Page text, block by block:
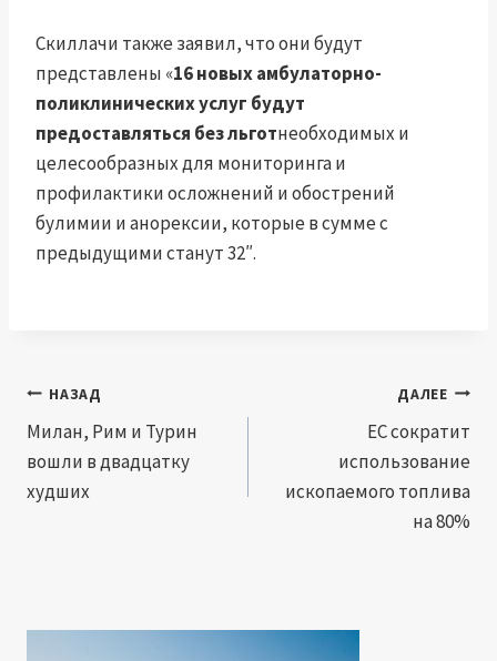
Скиллачи также заявил, что они будут
представлены «16 новых амбулаторно-
поликлинических услуг будут
предоставляться без льготнеобходимых и
целесообразных для мониторинга и
профилактики осложнений и обострений
булимии и анорексии, которые в сумме с
предыдущими станут 32″.
Навигация
по
записям
НАЗАД
Милан, Рим и Турин
вошли в двадцатку
худших
ДАЛЕЕ
ЕС сократит
использование
ископаемого топлива
на 80%